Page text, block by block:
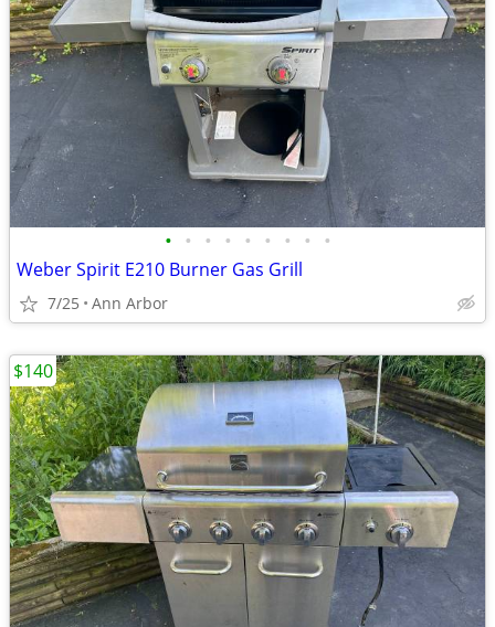
• • • • • • • • •
Weber Spirit E210 Burner Gas Grill
7/25 Ann Arbor
$140